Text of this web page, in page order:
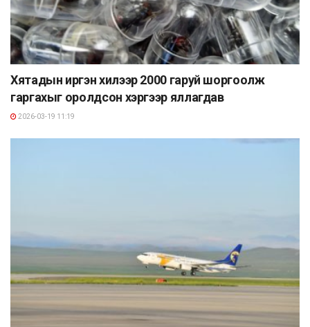
Хятадын иргэн хилээр 2000 гаруй шоргоолж
гаргахыг оролдсон хэргээр яллагдав
2026-03-19 11:19